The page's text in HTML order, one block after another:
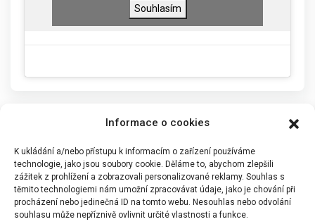
Informace o cookies
K ukládání a/nebo přístupu k informacím o zařízení používáme
technologie, jako jsou soubory cookie. Děláme to, abychom zlepšili
zážitek z prohlížení a zobrazovali personalizované reklamy. Souhlas s
těmito technologiemi nám umožní zpracovávat údaje, jako je chování při
procházení nebo jedinečná ID na tomto webu. Nesouhlas nebo odvolání
souhlasu může nepříznivě ovlivnit určité vlastnosti a funkce.
Souhlasím